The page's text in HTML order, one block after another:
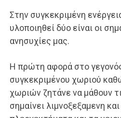
Στην συγκεκριμένη
υλοποιηθεί δύο είναι οι
ανησυχίες μας.
Η πρώτη αφορά στο γεγονός
συγκεκριμένου χωριού
χωριών ζητάνε να μάθουν
σημαίνει λιμνοξεξαμενη